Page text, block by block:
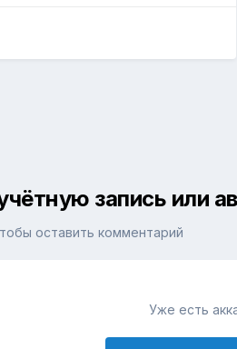
запись или
оставить комментарий
Уже есть